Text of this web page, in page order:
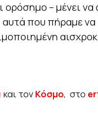
ορόσημο – μένει
που πήραμε
και τον Κόσμο, στο